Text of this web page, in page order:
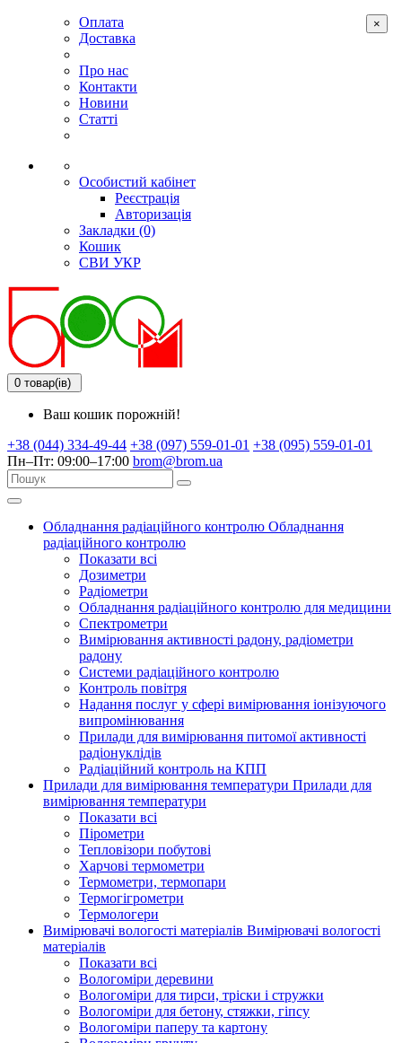
Оплата
Доставка
Про нас
Контакти
Новини
Статті
Особистий кабінет
Реєстрація
Авторизація
Закладки (0)
Кошик
СВИ УКР
0 товар(ів)
Ваш кошик порожній!
+38 (044) 334-49-44 +38 (097) 559-01-01 +38 (095) 559-01-01
Пн–Пт: 09:00–17:00 brom@brom.ua
Обладнання радіаційного контролю Обладнання
радіаційного контролю
Показати всі
Дозиметри
Радіометри
Обладнання радіаційного контролю для медицини
Спектрометри
Вимірювання активності радону, радіометри
радону
Системи радіаційного контролю
Контроль повітря
Надання послуг у сфері вимірювання іонізуючого
випромінювання
Прилади для вимірювання питомої активності
радіонуклідів
Радіаційний контроль на КПП
Прилади для вимірювання температури Прилади для
вимірювання температури
Показати всі
Пірометри
Тепловізори побутові
Харчові термометри
Термометри, термопари
Термогігрометри
Термологери
Вимірювачі вологості матеріалів Вимірювачі вологості
матеріалів
Показати всі
Вологоміри деревини
Вологоміри для тирси, тріски і стружки
Вологоміри для бетону, стяжки, гіпсу
Вологоміри паперу та картону
×